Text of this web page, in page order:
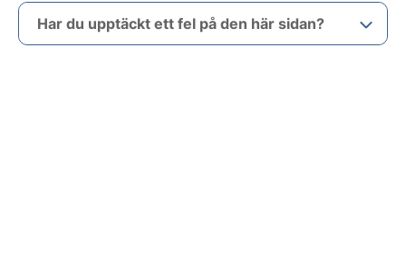
Har du upptäckt ett fel på den här sidan?